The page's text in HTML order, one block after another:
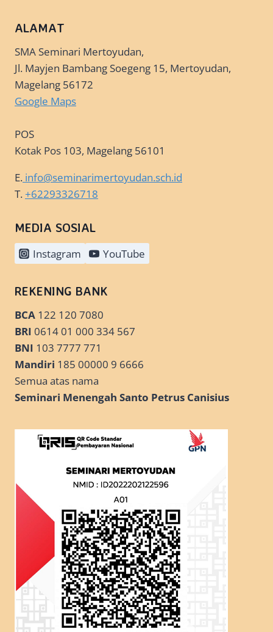
ALAMAT
SMA Seminari Mertoyudan,
Jl. Mayjen Bambang Soegeng 15, Mertoyudan,
Magelang 56172
Google Maps
POS
Kotak Pos 103, Magelang 56101
E. info@seminarimertoyudan.sch.id
T.+62293326718
MEDIA SOSIAL
Instagram YouTube
REKENING BANK
BCA 122 120 7080
BRI 0614 01 000 334 567
BNI 103 7777 771
Mandiri 185 00000 9 6666
Semua atas nama
Seminari Menengah Santo Petrus Canisius